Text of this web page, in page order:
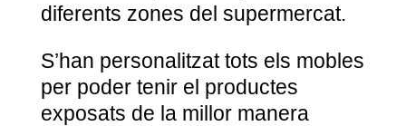
diferents zones del supermercat.
S’han personalitzat tots els mobles
per poder tenir el productes
exposats de la millor manera